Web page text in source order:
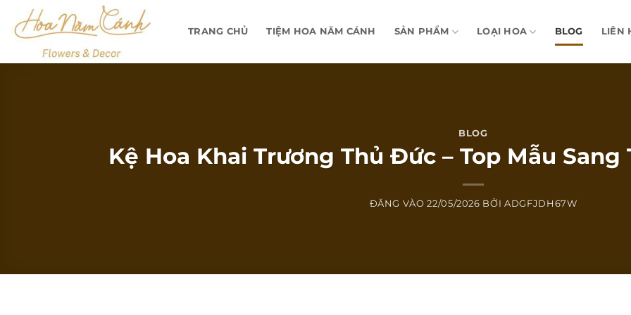
qua
dung
TRANG CHỦ TIỆM HOA NĂM CÁNH SẢN PHẨM LOẠI HOA BLOG LIÊN
BLOG
Kệ Hoa Khai Trương Thủ Đức – Top Mẫu
ĐĂNG VÀO22/05/2026 BỞIADGFJDH67W